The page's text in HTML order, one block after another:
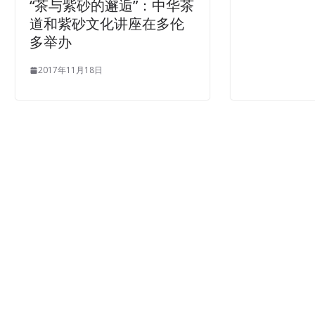
“茶与紫砂的邂逅”：中华茶
道和紫砂文化讲座在多伦
多举办
2017年11月18日